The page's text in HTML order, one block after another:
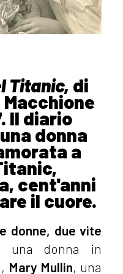
Titanic, di
Il diario
donna
a
cent'anni
il cuore.
donne, due vite
una donna in
Mary Mullin, una